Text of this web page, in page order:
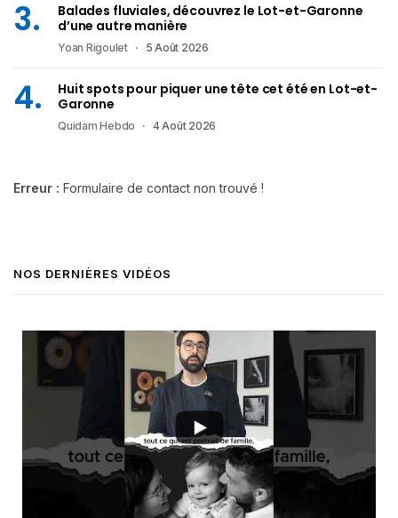
Balades fluviales, découvrez le Lot-et-Garonne
d’une autre manière
Yoan Rigoulet 5 Août 2026
Huit spots pour piquer une tête cet été en Lot-et-
Garonne
Quidam Hebdo 4 Août 2026
Erreur : Formulaire de contact non trouvé !
NOS DERNIÈRES VIDÉOS